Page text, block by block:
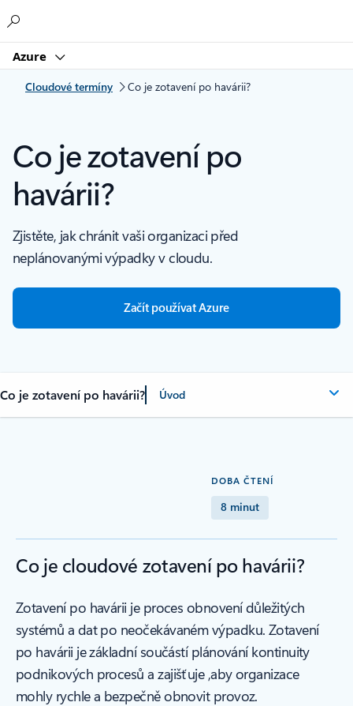
Azure
Cloudové termíny Co je zotavení po havárii?
Co je zotavení po
havárii?
Zjistěte, jak chránit vaši organizaci před
neplánovanými výpadky v cloudu.
Začít používat Azure
Co je zotavení po havárii? Úvod
DOBA ČTENÍ
8 minut
Co je cloudové zotavení po havárii?
Zotavení po havárii je proces obnovení důležitých
systémů a dat po neočekávaném výpadku. Zotavení
po havárii je základní součástí plánování kontinuity
podnikových procesů a zajišťuje ,aby organizace
mohly rychle a bezpečně obnovit provoz.